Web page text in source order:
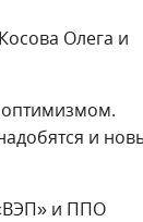
Олега и
оптимизмом.
и
и ППО